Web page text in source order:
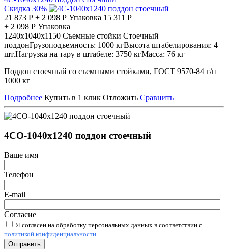
Скидка 30%
21 873 Р + 2 098 Р Упаковка 15 311 Р
+ 2 098 Р Упаковка
1240х1040х1150 Съемные стойки Стоечный
поддонГрузоподъемность: 1000 кгВысота штабелирования: 4
шт.Нагрузка на тару в штабеле: 3750 кгМасса: 76 кг
Поддон стоечный со съемными стойками, ГОСТ 9570-84 г/п
1000 кг
Подробнее Купить в 1 клик Отложить Сравнить
4СО-1040х1240 поддон стоечный
Ваше имя
Телефон
E-mail
Согласие
Я согласен на обработку персональных данных в соответствии с
политикой конфиденциальности
Отправить